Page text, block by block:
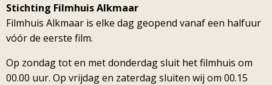
Stichting Filmhuis Alkmaar
Filmhuis Alkmaar is elke dag geopend vanaf een halfuur
vóór de eerste film.
Op zondag tot en met donderdag sluit het filmhuis om
00.00 uur. Op vrijdag en zaterdag sluiten wij om 00.15